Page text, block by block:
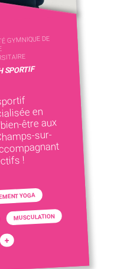
GYMNIQUE DE
SPORTIF
en
être aux
sur-
!
YOGA
MUSCULATION
+